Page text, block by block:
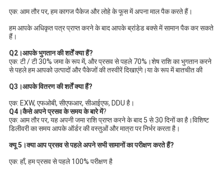
एक: आम तौर पर, हम कागज पैकेज और लोहे के फूस में अपना माल पैक करते हैं।
हम आपके अधिकृत पत्र प्राप्त करने के बाद आपके ब्रांडेड बक्से में सामान पैक कर सकते
हैं।
Q2।आपके भुगतान की शर्तें क्या हैं?
एक: टी / टी 30% जमा के रूप में, और प्रसव से पहले 70%।शेष राशि का भुगतान करने
से पहले हम आपको उत्पादों और पैकेजों की तस्वीरें दिखाएंगे।या के रूप में बातचीत की
Q3।आपके वितरण की शर्तें क्या हैं?
एक: EXW, एफओबी, सीएफआर, सीआईएफ, DDU है।
Q4।कैसे अपने प्रसव के समय के बारे में?
एक: आम तौर पर, यह अपनी जमा राशि प्राप्त करने के बाद 5 से 30 दिनों का है।विशिष्ट
डिलीवरी का समय आपके ऑर्डर की वस्तुओं और मात्रा पर निर्भर करता है।
क्यू 5।क्या आप प्रसव से पहले अपने सभी सामानों का परीक्षण करते हैं?
एक: हाँ, हम प्रसव से पहले 100% परीक्षण है